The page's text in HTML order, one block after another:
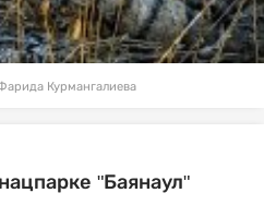
Курмангалиева
"Баянаул"